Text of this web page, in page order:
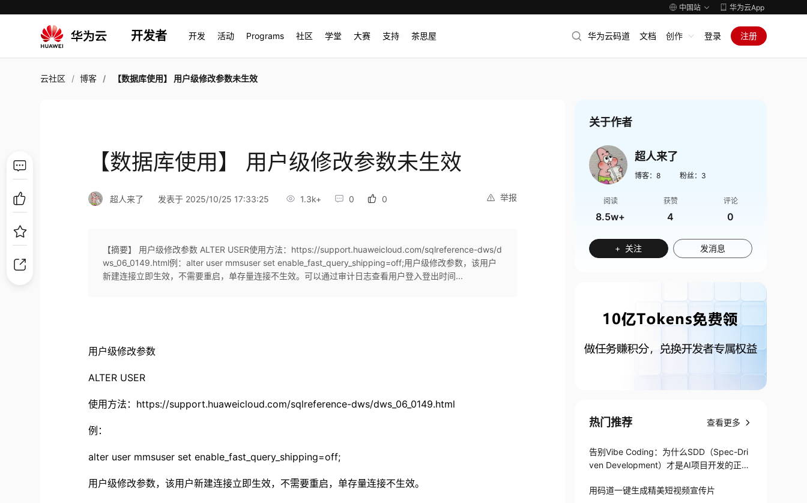
中国站 华为云App
开发者 开发 活动 Programs 社区 学堂 大赛 支持 茶思屋 华为云码道 文档 创作 登录 注册
云社区 博客 【数据库使用】 用户级修改参数未生效
【数据库使用】 用户级修改参数未生效
举报
超人来了 发表于 2025/10/25 17:33:25 1.3k+ 0 0
【摘要】 用户级修改参数 ALTER USER使用方法：https://support.huaweicloud.com/sqlreference-dws/d
ws_06_0149.html例：alter user mmsuser set enable_fast_query_shipping=off;用户级修改参数，该用户
新建连接立即生效，不需要重启，单存量连接不生效。可以通过审计日志查看用户登入登出时间...
用户级修改参数
ALTER USER
使用方法：https://support.huaweicloud.com/sqlreference-dws/dws_06_0149.html
例：
alter user mmsuser set enable_fast_query_shipping=off;
用户级修改参数，该用户新建连接立即生效，不需要重启，单存量连接不生效。
关于作者
超人来了
博客： 8 粉丝： 3
阅读
8.5w+
获赞
4
评论
0
+ 关注 发消息
热门推荐 查看更多
告别Vibe Coding：为什么SDD（Spec-Dri
ven Development）才是AI项目开发的正确
用码道一键生成精美短视频宣传片